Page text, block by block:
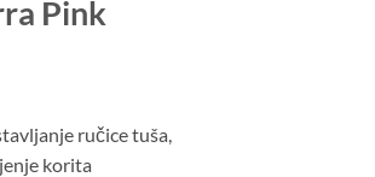
Pink
ručice tuša,
korita